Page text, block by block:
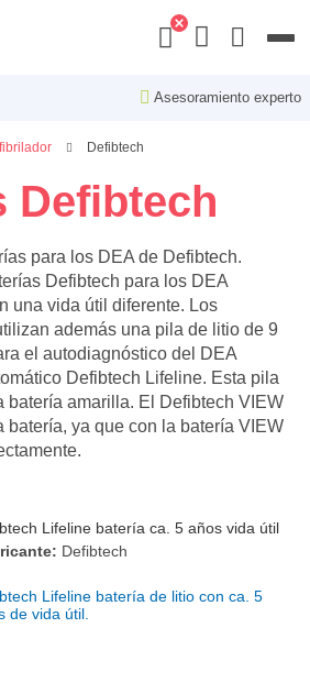
Asesoramiento experto
Defibtech
Defibtech
para los DEA de Defibtech.
Defibtech para los DEA
una vida útil diferente. Los
además una pila de litio de 9
el autodiagnóstico del DEA
Defibtech Lifeline. Esta pila
batería amarilla. El Defibtech VIEW
batería, ya que con la batería VIEW
Lifeline batería ca. 5 años vida útil
Defibtech
Lifeline batería de litio con ca. 5
de vida útil.